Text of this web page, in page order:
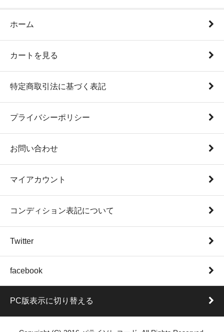
ホーム
カートを見る
特定商取引法に基づく表記
プライバシーポリシー
お問い合わせ
マイアカウント
コンディション表記について
Twitter
facebook
PC版表示に切り替える